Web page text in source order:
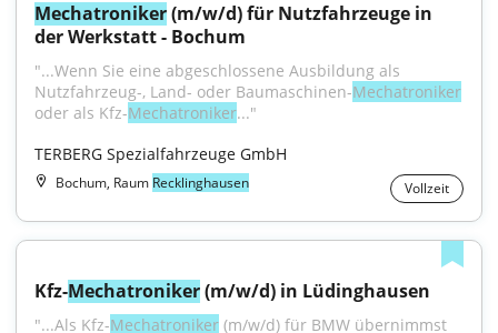
Mechatroniker (m/w/d) für Nutzfahrzeuge in
der Werkstatt - Bochum
"...Wenn Sie eine abgeschlossene Ausbildung als
Nutzfahrzeug-, Land- oder Baumaschinen-Mechatroniker
oder als Kfz-Mechatroniker..."
TERBERG Spezialfahrzeuge GmbH
Bochum, Raum Recklinghausen Vollzeit
Kfz-Mechatroniker (m/w/d) in Lüdinghausen
"...Als Kfz-Mechatroniker (m/w/d) für BMW übernimmst